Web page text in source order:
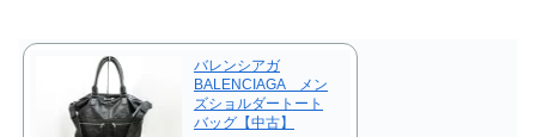
バレンシアガ
BALENCIAGA メン
ズショルダートート
バッグ【中古】